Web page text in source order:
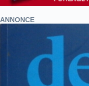
ANNONCE